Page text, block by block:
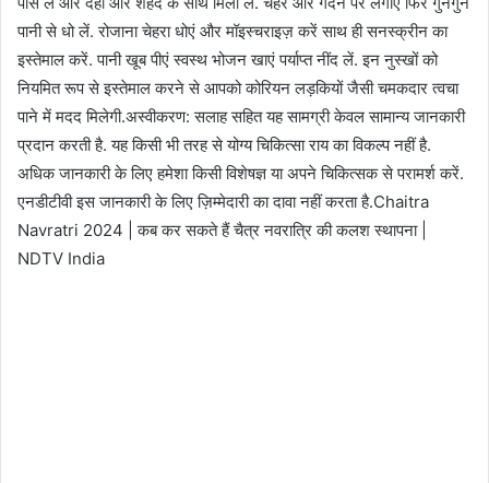
पानी से धो लें. रोजाना चेहरा धोएं और मॉइस्चराइज़ करें साथ ही सनस्क्रीन का
इस्तेमाल करें. पानी खूब पीएं स्वस्थ भोजन खाएं पर्याप्त नींद लें. इन नुस्खों को
नियमित रूप से इस्तेमाल करने से आपको कोरियन लड़कियों जैसी चमकदार त्वचा
पाने में मदद मिलेगी.अस्वीकरण: सलाह सहित यह सामग्री केवल सामान्य जानकारी
प्रदान करती है. यह किसी भी तरह से योग्य चिकित्सा राय का विकल्प नहीं है.
अधिक जानकारी के लिए हमेशा किसी विशेषज्ञ या अपने चिकित्सक से परामर्श करें.
एनडीटीवी इस जानकारी के लिए ज़िम्मेदारी का दावा नहीं करता है.Chaitra
Navratri 2024 | कब कर सकते हैं चैत्र नवरात्रि की कलश स्थापना |
NDTV India